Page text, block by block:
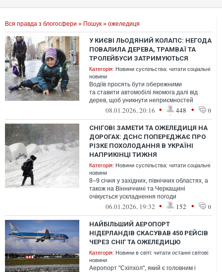
Вся правда з блогосфери » Пошук » ожеледиця
У КИЄВІ ЛЬОДЯНИЙ КОЛАПС: НЕГОДА
ПОВАЛИЛА ДЕРЕВА, ТРАМВАЇ ТА
ТРОЛЕЙБУСИ ЗАТРИМУЮТЬСЯ
Категорія: Новини суспільства: читати соціальні
новини
Водіїв просять бути обережними
та ставити автомобілі якомога далі від
дерев, щоб уникнути неприємностей
08.01.2026, 20:16 • 448 • 0
СНІГОВІ ЗАМЕТИ ТА ОЖЕЛЕДИЦЯ НА
ДОРОГАХ: ДСНС ПОПЕРЕДЖАЄ ПРО
РІЗКЕ ПОХОЛОДАННЯ В УКРАЇНІ
НАПРИКІНЦІ ТИЖНЯ
Категорія: Новини суспільства: читати соціальні
новини
8–9 січня у західних, північних областях, а
також на Вінниччині та Черкащині
очікується ускладнення погоди
06.01.2026, 19:32 • 152 • 0
НАЙБІЛЬШИЙ АЕРОПОРТ
НІДЕРЛАНДІВ СКАСУВАВ 450 РЕЙСІВ
ЧЕРЕЗ СНІГ ТА ОЖЕЛЕДИЦЮ
Категорія: Новини в світі: читати останні світові
новини
Аеропорт "Схіпхол", який є головним і